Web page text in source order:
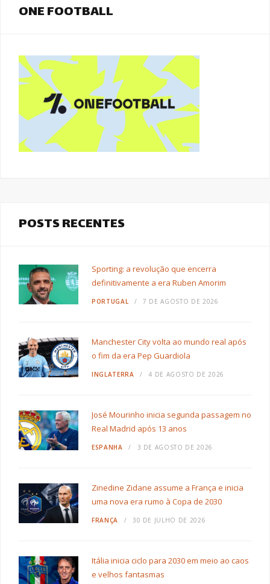
ONE FOOTBALL
POSTS RECENTES
Sporting: a revolução que encerra
definitivamente a era Ruben Amorim
PORTUGAL 7 DE AGOSTO DE 2026
Manchester City volta ao mundo real após
o fim da era Pep Guardiola
INGLATERRA 4 DE AGOSTO DE 2026
José Mourinho inicia segunda passagem no
Real Madrid após 13 anos
ESPANHA 3 DE AGOSTO DE 2026
Zinedine Zidane assume a França e inicia
uma nova era rumo à Copa de 2030
FRANÇA 30 DE JULHO DE 2026
Itália inicia ciclo para 2030 em meio ao caos
e velhos fantasmas